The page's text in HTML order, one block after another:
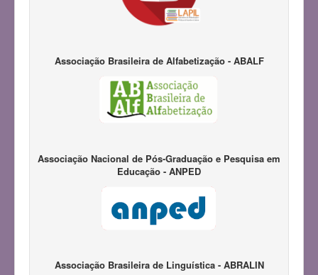
Associação Brasileira de Alfabetização - ABALF
Associação Nacional de Pós-Graduação e Pesquisa em
Educação - ANPED
Associação Brasileira de Linguística - ABRALIN